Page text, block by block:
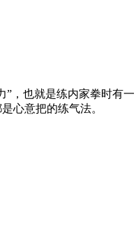
，也就是练内家拳时有一
心意把的练气法。